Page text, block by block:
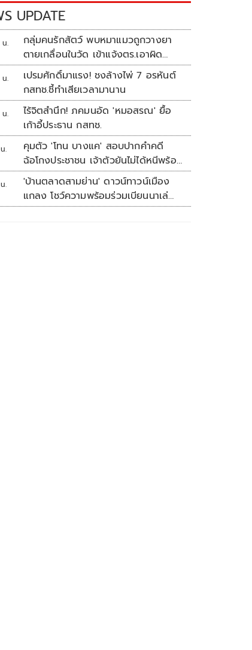
UPDATE
น.
กลุ่มคนรักสัตว์ พบหมาแมวถูกวางยา
ตายเกลื่อนในวัด เข้าแจ้งตร.เอาผิด
ทารุณสัตว์
น.
เปรมศักดิ์มาแรง! ชงล้างไพ่ 7 อรหันต์
กสทช.ชี้ทำเสียเวลามานาน
น.
ไร้จิตสำนึก! ภคมนอัด 'หมอสรณ' ยื้อ
เก้าอี้ประธาน กสทช.
.
คุมตัว 'โทน บางแค' สอบปากคำคดี
ฉ้อโกงประชาชน เจ้าตัวยันไม่ได้หนีพร้อม
สู้คดี
.
'บ้านตลาดสามย่าน' ดาวน์ทาวน์เมือง
แกลง โชว์ความพร้อมร่วมเบียนนาเล่
ระยอง